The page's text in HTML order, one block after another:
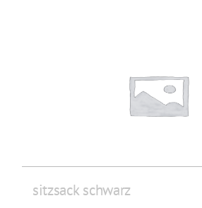
sitzsack schwarz